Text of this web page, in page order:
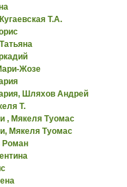
Т.А.
Жозе
Шляхов Андрей
Т.
, Мякеля Туомас
Мякеля Туомас
Роман